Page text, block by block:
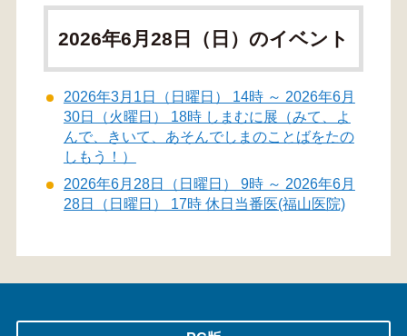
2026年6月28日（日）のイベント
2026年3月1日（日曜日） 14時 ～ 2026年6月
30日（火曜日） 18時 しまむに展（みて、よ
んで、きいて、あそんでしまのことばをたの
しもう！）
2026年6月28日（日曜日） 9時 ～ 2026年6月
28日（日曜日） 17時 休日当番医(福山医院)